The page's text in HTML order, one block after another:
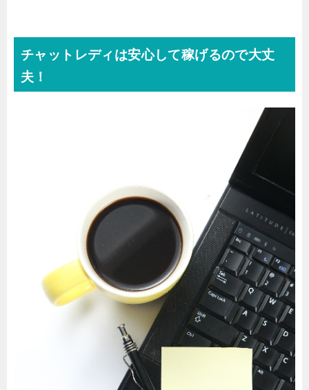
さい。ピーガールズならば、ノンアダルトで
も仕事が出来ますよ！【PR】「P-girls」の公
話するだけ！ピーガールズならば、アダルト
チャットレディは安心して稼げるので大丈
夫！